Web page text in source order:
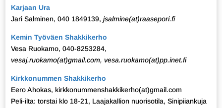
Karjaan Ura
Jari Salminen, 040 1849139, jsalmine(at)raasepori.fi
Kemin Työväen Shakkikerho
Vesa Ruokamo, 040-8253284,
vesaj.ruokamo(at)gmail.com, vesa.ruokamo(at)pp.inet.fi
Kirkkonummen Shakkikerho
Eero Ahokas, kirkkonummenshakkikerho(at)gmail.com
Peli-ilta: torstai klo 18-21, Laajakallion nuorisotila, Sinipiiankuja